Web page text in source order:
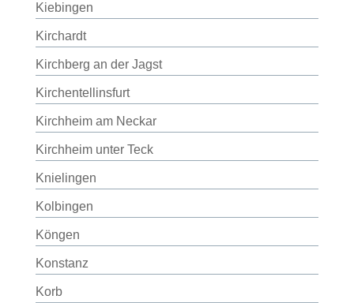
Kiebingen
Kirchardt
Kirchberg an der Jagst
Kirchentellinsfurt
Kirchheim am Neckar
Kirchheim unter Teck
Knielingen
Kolbingen
Köngen
Konstanz
Korb